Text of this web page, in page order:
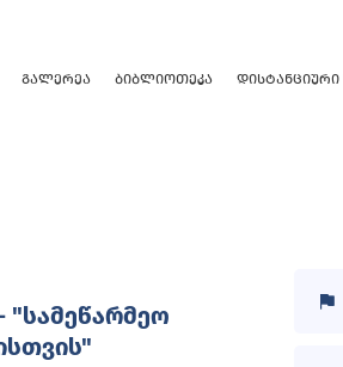
ᲒᲐᲚᲔᲠᲔᲐ ᲑᲘᲑᲚᲘᲝᲗᲔᲙᲐ ᲓᲘᲡᲢᲐᲜᲪᲘᲣᲠᲘ
"ᲡᲐᲛᲔᲬᲐᲠᲛᲔᲝ